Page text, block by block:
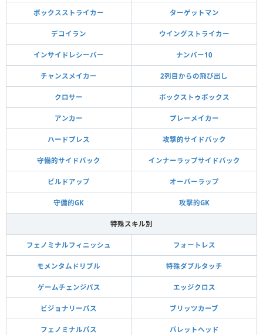
ボックスストライカー ターゲットマン
デコイラン ウイングストライカー
インサイドレシーバー ナンバー10
チャンスメイカー 2列目からの飛び出し
クロサー ボックストゥボックス
アンカー プレーメイカー
ハードプレス 攻撃的サイドバック
守備的サイドバック インナーラップサイドバック
ビルドアップ オーバーラップ
守備的GK 攻撃的GK
特殊スキル別
フェノミナルフィニッシュ フォートレス
モメンタムドリブル 特殊ダブルタッチ
ゲームチェンジパス エッジクロス
ビジョナリーパス ブリッツカーブ
フェノミナルパス バレットヘッド